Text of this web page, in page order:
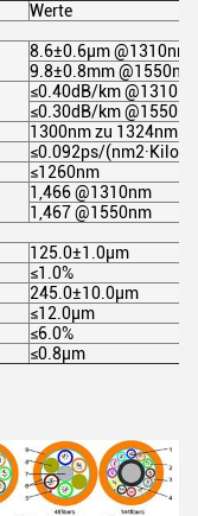
Werte
8.6±0.6µm @1310nm
9.8±0.8mm @1550nm
≤0.40dB/km
≤0.30dB/km
1300nm zu 1324nm
≤0.092ps/
≤1260nm
1,466 @1310nm
1,467 @1550nm
125.0±1.0µm
≤1.0%
245.0±10.0µm
≤12.0µm
≤6.0%
≤0.8µm